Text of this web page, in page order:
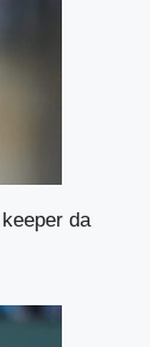
da